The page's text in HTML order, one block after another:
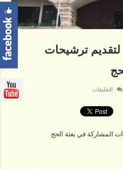
لتقديم ترشيحات
التعليقات
تدعو
لتقديم
في
المشاركة في بعثة الحج